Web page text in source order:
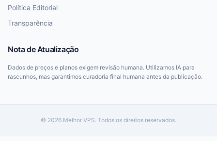
Política Editorial
Transparência
Nota de Atualização
Dados de preços e planos exigem revisão humana. Utilizamos IA para
rascunhos, mas garantimos curadoria final humana antes da publicação.
© 2026 Melhor VPS. Todos os direitos reservados.